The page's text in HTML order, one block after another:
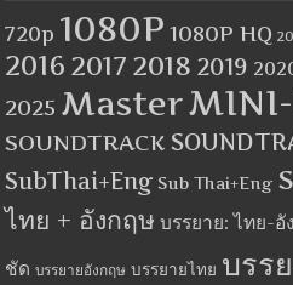
720p 1080P 1080P HQ
2016 2017 2018 2019
2025 Master
SOUNDTRACK
SubThai+Eng Sub Thai+Eng
ไทย + อังกฤษ บรรยาย: ไทย-
ชัด บรรยายอังกฤษ บรรยายไทย บรร